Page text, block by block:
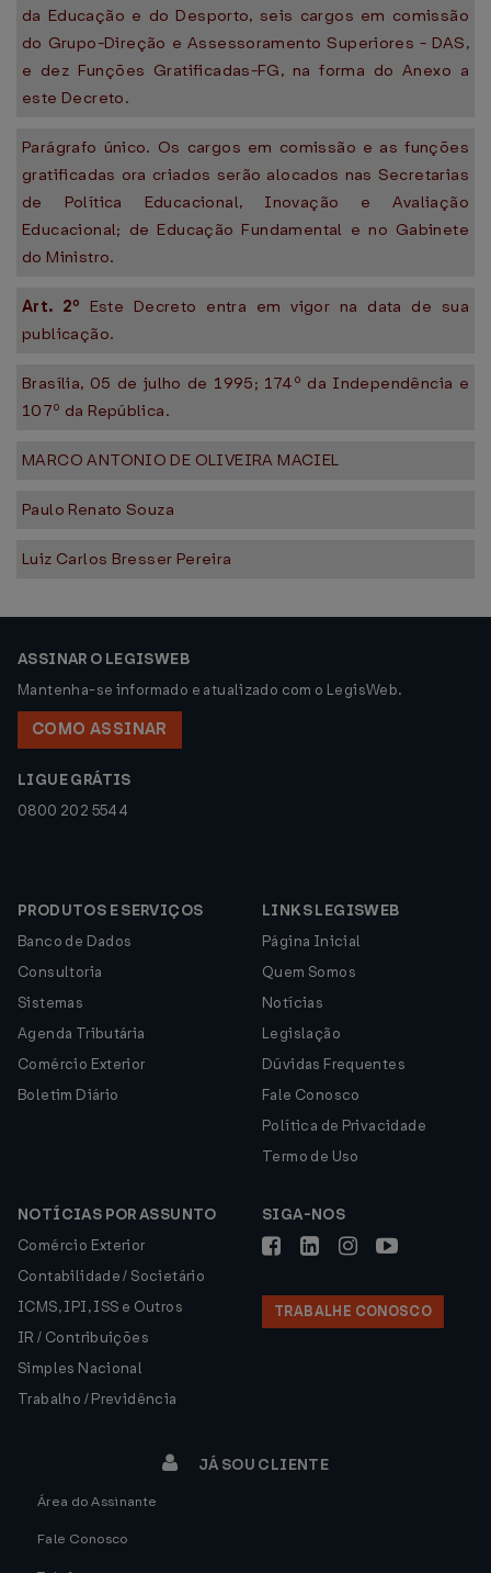
da Educação e do Desporto, seis cargos em comissão
do Grupo-Direção e Assessoramento Superiores - DAS,
e dez Funções Gratificadas-FG, na forma do Anexo a
este Decreto.
Parágrafo único. Os cargos em comissão e as funções
gratificadas ora criados serão alocados nas Secretarias
de Política Educacional, Inovação e Avaliação
Educacional; de Educação Fundamental e no Gabinete
do Ministro.
Art. 2º Este Decreto entra em vigor na data de sua
publicação.
Brasília, 05 de julho de 1995; 174º da Independência e
107º da República.
MARCO ANTONIO DE OLIVEIRA MACIEL
Paulo Renato Souza
Luiz Carlos Bresser Pereira
ASSINAR O LEGISWEB
Mantenha-se informado e atualizado com o LegisWeb.
COMO ASSINAR
LIGUE GRÁTIS
0800 202 5544
PRODUTOS E SERVIÇOS
Banco de Dados
Consultoria
Sistemas
Agenda Tributária
Comércio Exterior
Boletim Diário
LINKS LEGISWEB
Página Inicial
Quem Somos
Notícias
Legislação
Dúvidas Frequentes
Fale Conosco
Política de Privacidade
Termo de Uso
NOTÍCIAS POR ASSUNTO
Comércio Exterior
Contabilidade / Societário
ICMS, IPI, ISS e Outros
IR / Contribuições
Simples Nacional
Trabalho / Previdência
SIGA-NOS
TRABALHE CONOSCO
JÁ SOU CLIENTE
Área do Assinante
Fale Conosco